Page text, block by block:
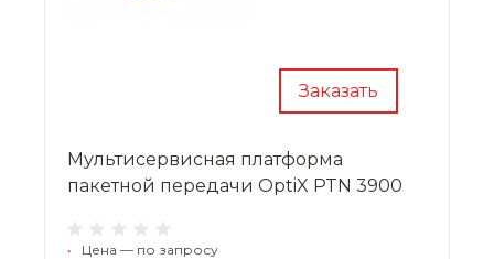
Заказать
Мультисервисная платформа
пакетной передачи OptiX PTN 3900
• Цена — по запросу